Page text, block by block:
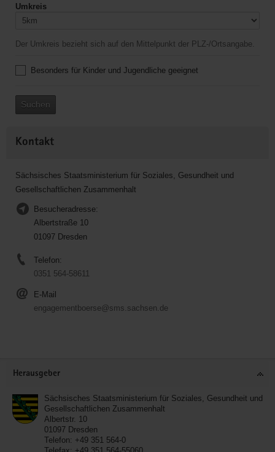
Umkreis
Der Umkreis bezieht sich auf den Mittelpunkt der PLZ-/Ortsangabe.
Besonders für Kinder und Jugendliche geeignet
Suchen
Kontakt
Sächsisches Staatsministerium für Soziales, Gesundheit und
Gesellschaftlichen Zusammenhalt
Besucheradresse:
Albertstraße 10
01097 Dresden
Telefon:
0351 564-58611
E-Mail
engagementboerse@sms.sachsen.de
Herausgeber
Sächsisches Staatsministerium für Soziales, Gesundheit und
Gesellschaftlichen Zusammenhalt
Albertstr. 10
01097 Dresden
Telefon: +49 351 564-0